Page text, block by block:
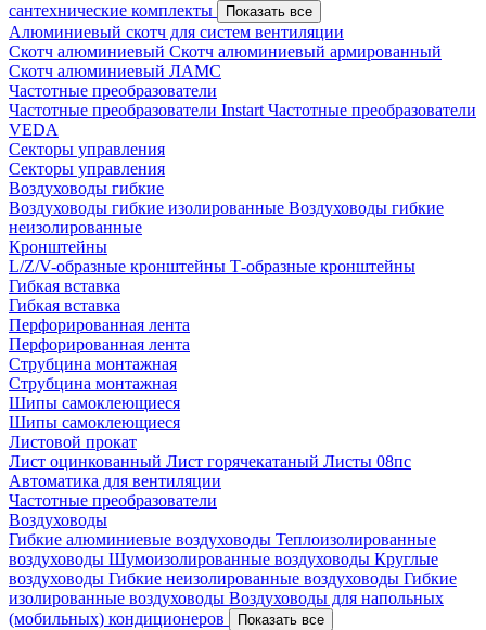
сантехнические комплекты
Показать все
Алюминиевый скотч для систем вентиляции
Скотч алюминиевый Скотч алюминиевый армированный
Скотч алюминиевый ЛАМС
Частотные преобразователи
Частотные преобразователи Instart Частотные преобразователи
VEDA
Секторы управления
Секторы управления
Воздуховоды гибкие
Воздуховоды гибкие изолированные Воздуховоды гибкие
неизолированные
Кронштейны
L/Z/V-образные кронштейны Т-образные кронштейны
Гибкая вставка
Гибкая вставка
Перфорированная лента
Перфорированная лента
Струбцина монтажная
Струбцина монтажная
Шипы самоклеющиеся
Шипы самоклеющиеся
Листовой прокат
Лист оцинкованный Лист горячекатаный Листы 08пс
Автоматика для вентиляции
Частотные преобразователи
Воздуховоды
Гибкие алюминиевые воздуховоды Теплоизолированные
воздуховоды Шумоизолированные воздуховоды Круглые
воздуховоды Гибкие неизолированные воздуховоды Гибкие
изолированные воздуховоды Воздуховоды для напольных
(мобильных) кондиционеров
Показать все